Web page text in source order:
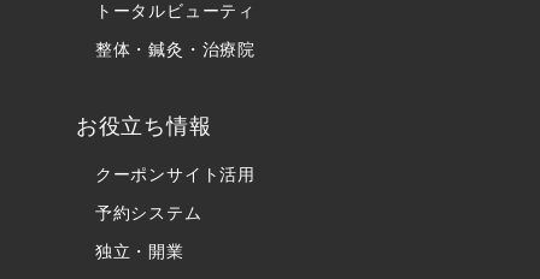
トータルビューティ
整体・鍼灸・治療院
お役立ち情報
クーポンサイト活用
予約システム
独立・開業